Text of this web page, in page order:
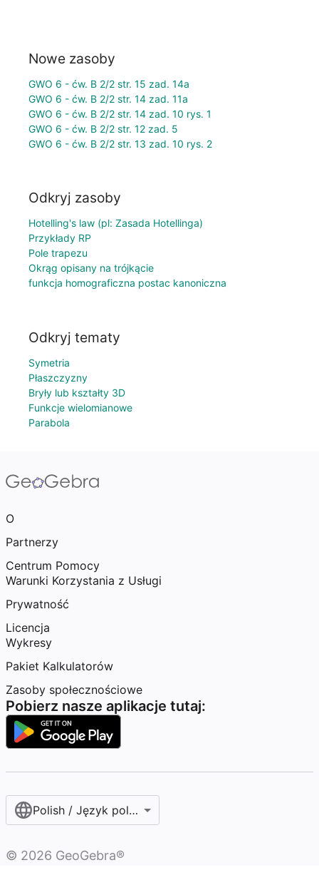
Nowe zasoby
GWO 6 - ćw. B 2/2 str. 15 zad. 14a
GWO 6 - ćw. B 2/2 str. 14 zad. 11a
GWO 6 - ćw. B 2/2 str. 14 zad. 10 rys. 1
GWO 6 - ćw. B 2/2 str. 12 zad. 5
GWO 6 - ćw. B 2/2 str. 13 zad. 10 rys. 2
Odkryj zasoby
Hotelling's law (pl: Zasada Hotellinga)
Przykłady RP
Pole trapezu
Okrąg opisany na trójkącie
funkcja homograficzna postac kanoniczna
Odkryj tematy
Symetria
Płaszczyzny
Bryły lub kształty 3D
Funkcje wielomianowe
Parabola
O
Partnerzy
Centrum Pomocy
Warunki Korzystania z Usługi
Prywatność
Licencja
Wykresy
Pakiet Kalkulatorów
Zasoby społecznościowe
Pobierz nasze aplikacje tutaj:
Polish / Język polski‎
© 2026 GeoGebra®